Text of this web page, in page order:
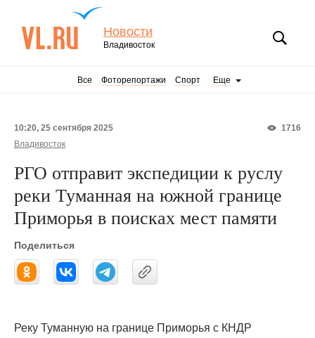
Новости
Владивосток
Все Фоторепортажи Спорт Еще
1716
10:20, 25 сентября 2025
Владивосток
РГО отправит экспедиции к руслу
реки Туманная на южной границе
Приморья в поисках мест памяти
Поделиться
Реку Туманную на границе Приморья с КНДР